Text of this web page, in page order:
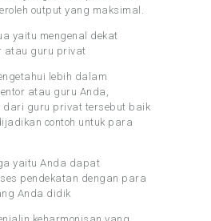
output yang maksimal.
yaitu mengenal dekat
atau guru privat
lebih dalam
atau guru Anda,
dari guru privat tersebut baik
contoh untuk para
yaitu Anda dapat
pendekatan dengan para
Anda didik